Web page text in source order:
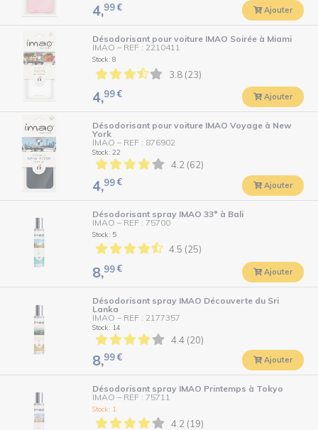
4,99€ Ajouter
Désodorisant pour voiture IMAO Soirée à Miami
IMAO – REF : 2210411
Stock : 8
3.8 (23)
4,99€ Ajouter
Désodorisant pour voiture IMAO Voyage à New
York
IMAO – REF : 876902
Stock : 22
4.2 (62)
4,99€ Ajouter
Désodorisant spray IMAO 33° à Bali
IMAO – REF : 75700
Stock : 5
4.5 (25)
8,99€ Ajouter
Désodorisant spray IMAO Découverte du Sri
Lanka
IMAO – REF : 2177357
Stock : 14
4.4 (20)
8,99€ Ajouter
Désodorisant spray IMAO Printemps à Tokyo
IMAO – REF : 75711
Stock : 1
4.2 (19)